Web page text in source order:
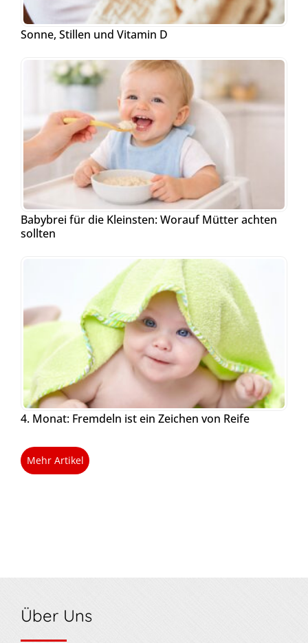
Sonne, Stillen und Vitamin D
Babybrei für die Kleinsten: Worauf Mütter achten
sollten
4. Monat: Fremdeln ist ein Zeichen von Reife
Mehr Artikel
Über Uns